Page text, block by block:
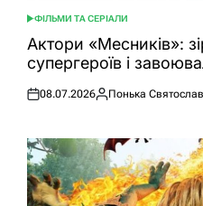
ОПУБЛІКУВАТИ
У
ФІЛЬМИ ТА СЕРІАЛИ
Актори «Месників»:
супергероїв і
Оприлюднено
08.07.2026
Опубліковано
Понька Святослав